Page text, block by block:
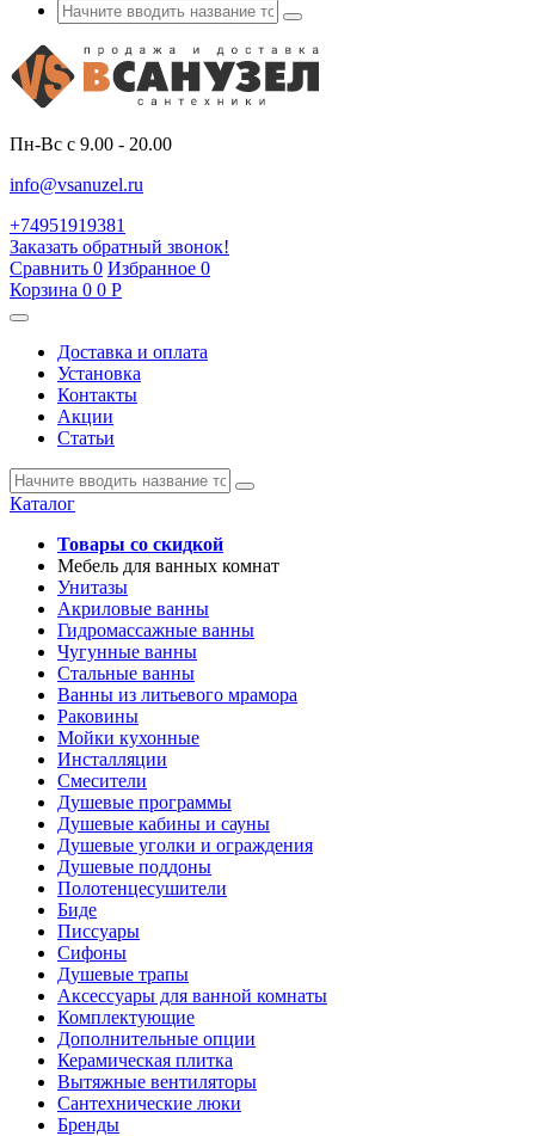
Пн-Вс с 9.00 - 20.00
info@vsanuzel.ru
+74951919381
Заказать обратный звонок!
Сравнить 0 Избранное 0
Корзина 0 0 Р
Доставка и оплата
Установка
Контакты
Акции
Статьи
Каталог
Товары со скидкой
Мебель для ванных комнат
Унитазы
Акриловые ванны
Гидромассажные ванны
Чугунные ванны
Стальные ванны
Ванны из литьевого мрамора
Раковины
Мойки кухонные
Инсталляции
Смесители
Душевые программы
Душевые кабины и сауны
Душевые уголки и ограждения
Душевые поддоны
Полотенцесушители
Биде
Писсуары
Сифоны
Душевые трапы
Аксессуары для ванной комнаты
Комплектующие
Дополнительные опции
Керамическая плитка
Вытяжные вентиляторы
Сантехнические люки
Бренды